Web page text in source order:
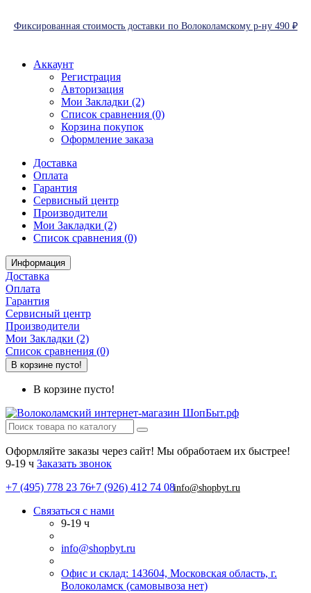
Фиксированная стоимость доставки по Волоколамскому р-ну 490 ₽
Аккаунт
Регистрация
Авторизация
Мои Закладки (2)
Список сравнения (0)
Корзина покупок
Оформление заказа
Доставка
Оплата
Гарантия
Сервисный центр
Производители
Мои Закладки (2)
Список сравнения (0)
Информация
Доставка
Оплата
Гарантия
Сервисный центр
Производители
Мои Закладки (2)
Список сравнения (0)
В корзине пусто!
В корзине пусто!
Оформляйте заказы через сайт! Мы обработаем их быстрее!
9-19 ч Заказать звонок
+7 (495) 778 23 76+7 (926) 412 74 08info@shopbyt.ru
Связаться с нами
9-19 ч
info@shopbyt.ru
Офис и склад: 143604, Московская область, г.
Волоколамск (самовывоза нет)